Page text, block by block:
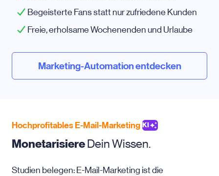
Begeisterte Fans statt nur zufriedene Kunden
Freie, erholsame Wochenenden und Urlaube
Marketing-Automation entdecken
Hochprofitables E-Mail-Marketing KI
MonetarisiereDein Wissen.
Studien belegen: E-Mail-Marketing ist die